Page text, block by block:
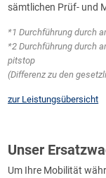
sämtlichen Prüf- und
*1 Durchführung durch
*2 Durchführung durch
pitstop
(Differenz zu den
zur Leistungsübersicht
Unser
Um Ihre Mobilität